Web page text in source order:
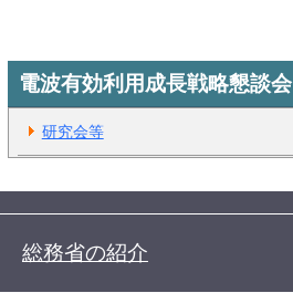
電波有効利用成長戦略懇談会
研究会等
総務省の紹介